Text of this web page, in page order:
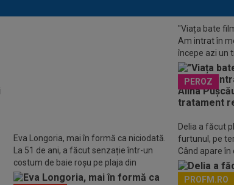
"Viața bate
Am intrat în
începe azi un
L.A.
PEROZ
Eva Longoria, mai în formă ca niciodată.
La 51 de ani, a făcut senzație într-un
costum de baie roșu pe plaja din
Marbella
Delia a făcut
furtunul, pe
Când apare
stârnește
PROFM.RO